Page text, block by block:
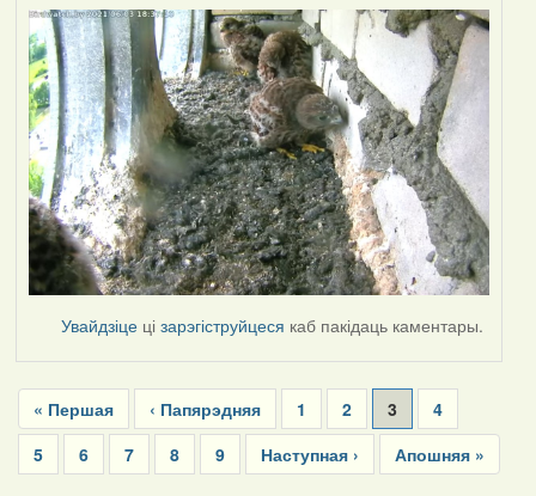
Увайдзіце цізарэгіструйцеся каб пакідаць каментары.
Pagination
First
page
« Першая
Previous
page
‹ Папярэдняя Page
1 Page
2
Current
page
3 Page
4
Page
5 Page
6 Page
7 Page
8 Page
9
Next
page
Наступная ›
Last
page
Апошняя »